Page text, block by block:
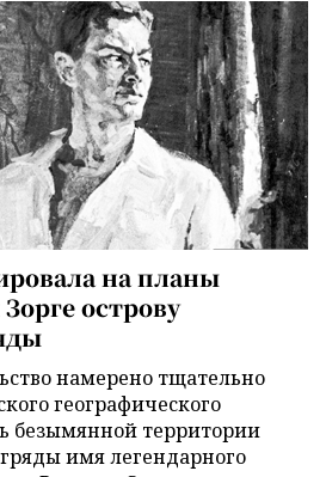
на планы
острову
намерено тщательно
географического
безымянной территории
имя легендарного